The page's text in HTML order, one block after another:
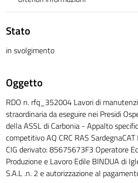
Stato
in svolgimento
Oggetto
RDO n. rfq_352004 Lavori di
straordinaria da eseguire nei Presidi
della ASSL di Carbonia - Appalto
competitivo AQ CRC RAS
CIG derivato: 85675673F3 Operatore
Produzione e Lavoro Edile BINDUA di
S.A.L .n. 2 e autorizzazione al